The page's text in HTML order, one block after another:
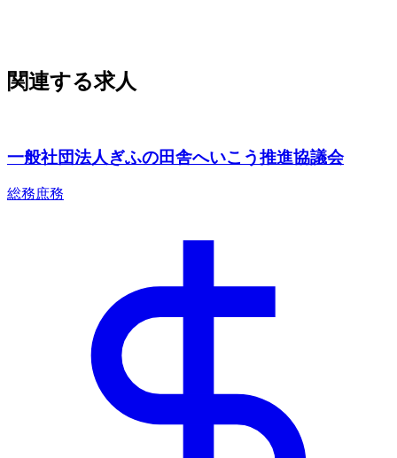
関連する求人
一般社団法人ぎふの田舎へいこう推進協議会
総務庶務